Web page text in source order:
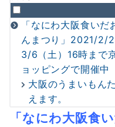
「なにわ大阪食いだ
んまつり」2021/2/
3/6（土）16時まで
ョッピングで開催中
大阪のうまいもん
えます。
「なにわ大阪食